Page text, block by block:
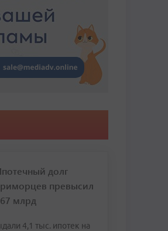
долг
превысил
млрд
4,1 тыс. ипотек на